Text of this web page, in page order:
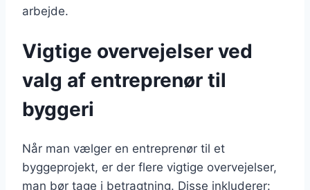
arbejde.
Vigtige overvejelser ved
valg af entreprenør til
byggeri
Når man vælger en entreprenør til et
byggeprojekt, er der flere vigtige overvejelser,
man bør tage i betragtning. Disse inkluderer: